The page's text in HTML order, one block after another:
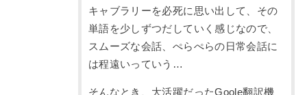
キャブラリーを必死に思い出して、その
単語を少しずつだしていく感じなので、
スムーズな会話、ぺらぺらの日常会話に
は程遠いっていう…
そんなとき、大活躍だったGoole翻訳機